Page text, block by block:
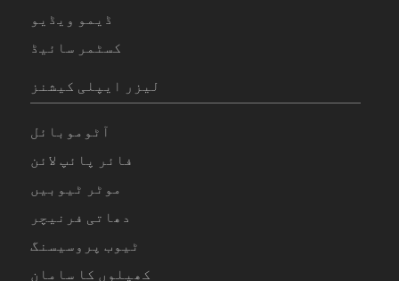
ڈیمو ویڈیو
کسٹمر سائیڈ
لیزر ایپلی کیشنز
آٹوموبائل
فائر پائپ لائن
موٹر ٹیوبیں
دھاتی فرنیچر
ٹیوب پروسیسنگ
کھیلوں کا سامان